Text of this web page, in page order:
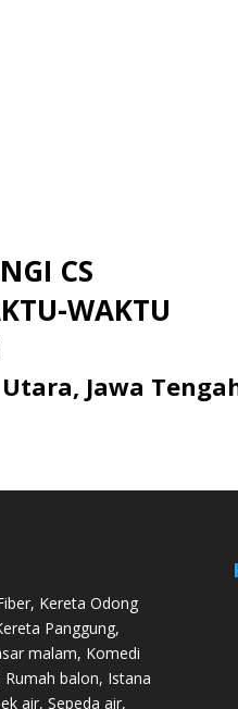
CS
WAKTU
Jawa
, Kereta Odong
Panggung,
malam, Komedi
Rumah balon, Istana
air, Sepeda air,